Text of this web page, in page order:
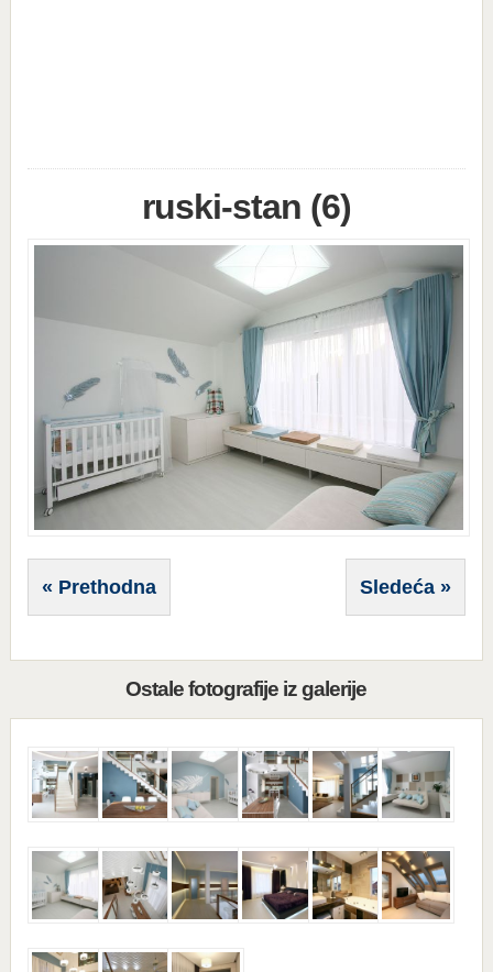
ruski-stan (6)
« Prethodna Sledeća »
Ostale fotografije iz galerije